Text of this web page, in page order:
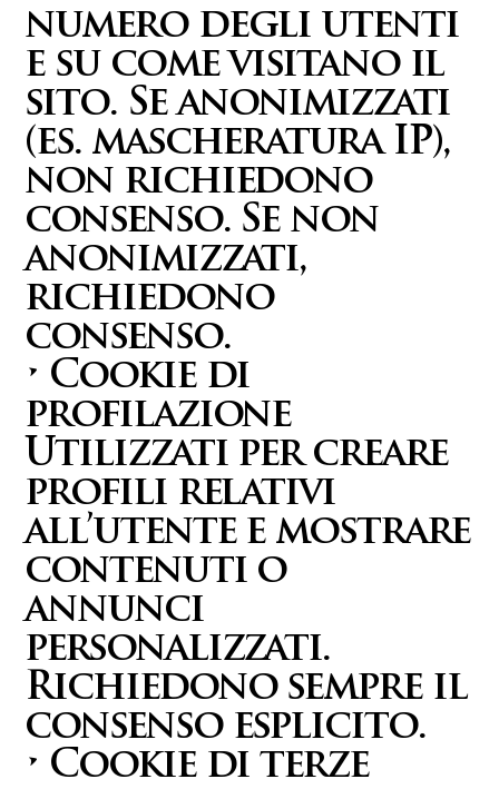
numero degli utenti
e su come visitano il
sito. Se anonimizzati
(es. mascheratura IP),
non richiedono
consenso. Se non
anonimizzati,
richiedono
consenso.
• Cookie di
profilazione
Utilizzati per creare
profili relativi
all’utente e mostrare
contenuti o
annunci
personalizzati.
Richiedono sempre il
consenso esplicito.
• Cookie di terze